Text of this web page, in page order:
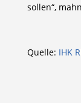
sollen“,
Quelle: IHK